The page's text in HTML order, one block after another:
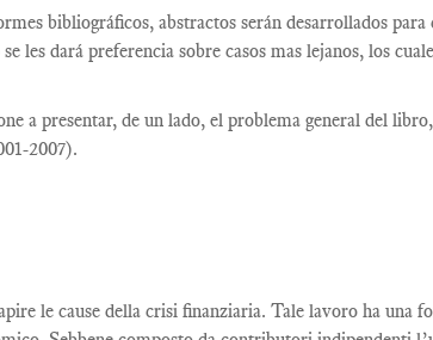
bibliográficos, abstractos serán desarrollados
les dará preferencia sobre casos mas lejanos, los
a presentar, de un lado, el problema general del
2007).
le cause della crisi finanziaria. Tale lavoro ha una